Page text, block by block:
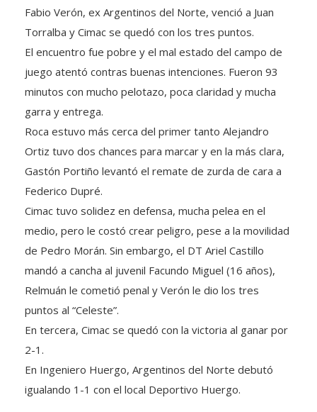
Fabio Verón, ex Argentinos del Norte, venció a Juan
Torralba y Cimac se quedó con los tres puntos.
El encuentro fue pobre y el mal estado del campo de
juego atentó contras buenas intenciones. Fueron 93
minutos con mucho pelotazo, poca claridad y mucha
garra y entrega.
Roca estuvo más cerca del primer tanto Alejandro
Ortiz tuvo dos chances para marcar y en la más clara,
Gastón Portiño levantó el remate de zurda de cara a
Federico Dupré.
Cimac tuvo solidez en defensa, mucha pelea en el
medio, pero le costó crear peligro, pese a la movilidad
de Pedro Morán. Sin embargo, el DT Ariel Castillo
mandó a cancha al juvenil Facundo Miguel (16 años),
Relmuán le cometió penal y Verón le dio los tres
puntos al “Celeste”.
En tercera, Cimac se quedó con la victoria al ganar por
2-1.
En Ingeniero Huergo, Argentinos del Norte debutó
igualando 1-1 con el local Deportivo Huergo.